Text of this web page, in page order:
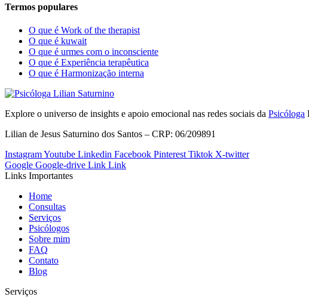
Termos populares
O que é Work of the therapist
O que é kuwait
O que é urmes com o inconsciente
O que é Experiência terapêutica
O que é Harmonização interna
Explore o universo de insights e apoio emocional nas redes sociais da Psicóloga
Lilian de Jesus Saturnino dos Santos – CRP: 06/209891
InstagramYoutube Linkedin Facebook Pinterest Tiktok X-twitter
Google Google-drive Link Link
Links Importantes
Home
Consultas
Serviços
Psicólogos
Sobre mim
FAQ
Contato
Blog
Serviços